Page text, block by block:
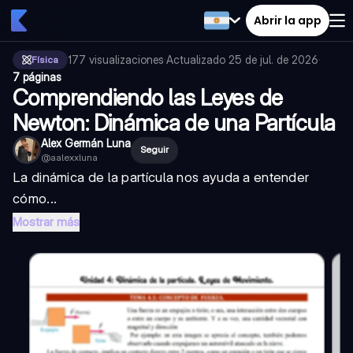
Abrir la app
Física 177 visualizaciones·Actualizado 25 de jul. de 2026·
7 páginas
Comprendiendo las Leyes de
Newton: Dinámica de una Partícula
Alex Germán Luna
@aalexxluna
Seguir
La dinámica de la partícula nos ayuda a entender
cómo...
Mostrar más